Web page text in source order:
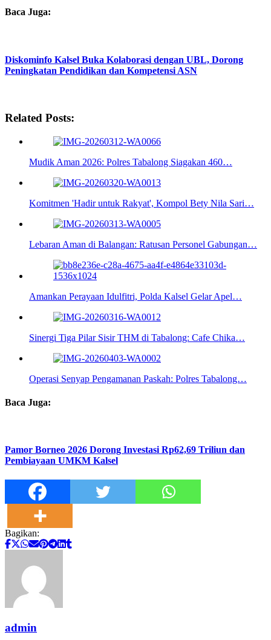
Baca Juga:
Diskominfo Kalsel Buka Kolaborasi dengan UBL, Dorong
Peningkatan Pendidikan dan Kompetensi ASN
Related Posts:
Mudik Aman 2026: Polres Tabalong Siagakan 460…
Komitmen 'Hadir untuk Rakyat', Kompol Bety Nila Sari…
Lebaran Aman di Balangan: Ratusan Personel Gabungan…
Amankan Perayaan Idulfitri, Polda Kalsel Gelar Apel…
Sinergi Tiga Pilar Sisir THM di Tabalong: Cafe Chika…
Operasi Senyap Pengamanan Paskah: Polres Tabalong…
Baca Juga:
Pamor Borneo 2026 Dorong Investasi Rp62,69 Triliun dan
Pembiayaan UMKM Kalsel
Bagikan:
admin